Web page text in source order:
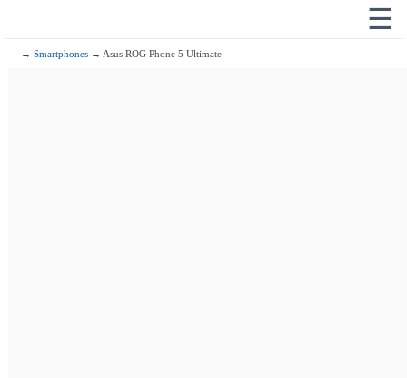
☰
→Smartphones → Asus ROG Phone 5 Ultimate